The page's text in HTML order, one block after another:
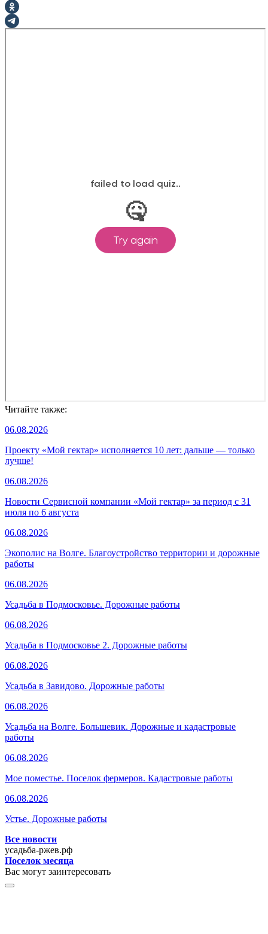
Читайте также:
06.08.2026
Проекту «Мой гектар» исполняется 10 лет: дальше — только
лучше!
06.08.2026
Новости Сервисной компании «Мой гектар» за период с 31
июля по 6 августа
06.08.2026
Экополис на Волге. Благоустройство территории и дорожные
работы
06.08.2026
Усадьба в Подмосковье. Дорожные работы
06.08.2026
Усадьба в Подмосковье 2. Дорожные работы
06.08.2026
Усадьба в Завидово. Дорожные работы
06.08.2026
Усадьба на Волге. Большевик. Дорожные и кадастровые
работы
06.08.2026
Мое поместье. Поселок фермеров. Кадастровые работы
06.08.2026
Устье. Дорожные работы
Все новости
усадьба-ржев.рф
Поселок месяца
Вас могут заинтересовать